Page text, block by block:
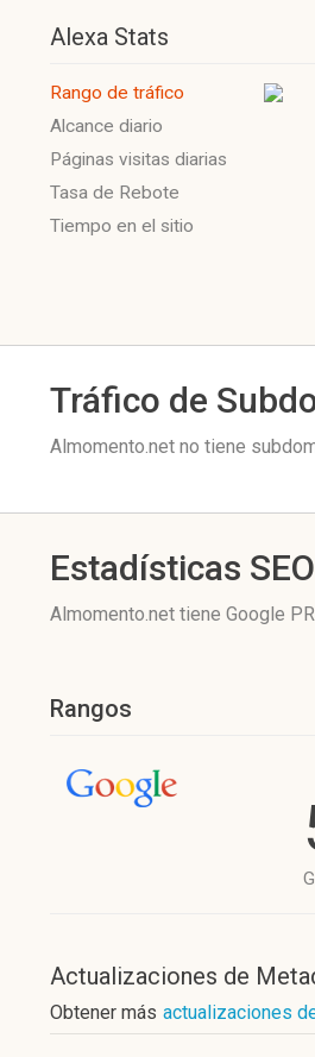
Alexa Stats
Rango de tráfico
Alcance diario
Páginas visitas diarias
Tasa de Rebote
Tiempo en el sitio
Tráfico de
Almomento.net no tiene
Estadísticas SEO
Almomento.net tiene Google
Rangos
Actualizaciones de
Obtener más actualizaciones